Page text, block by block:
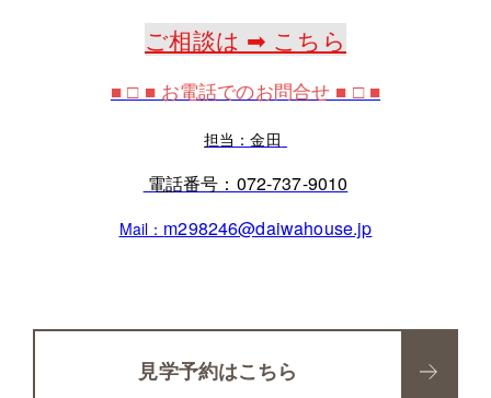
ご相談は ➡ こちら
■ □ ■ お電話でのお問合せ ■ □ ■
担当：金田
電話番号：072-737-9010
Mail： m298246@daiwahouse.jp
見学予約はこちら